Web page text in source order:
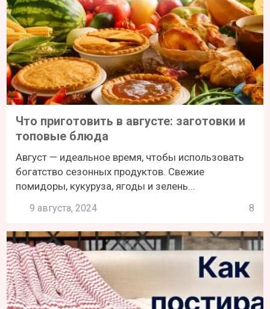
Что приготовить в августе: заготовки и
топовые блюда
Август — идеальное время, чтобы использовать
богатство сезонных продуктов. Свежие
помидоры, кукуруза, ягоды и зелень...
9 августа, 2024 8